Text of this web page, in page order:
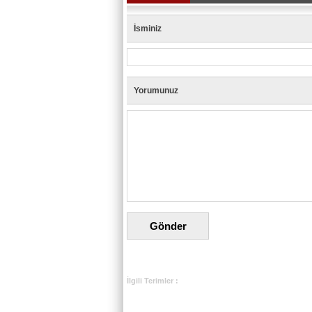
İsminiz
Yorumunuz
İlgili Terimler :